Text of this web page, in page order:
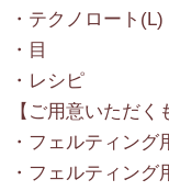
・テクノロート(L)
・目
・レシピ
【ご用意いただく
・フェルティン
・フェルティング